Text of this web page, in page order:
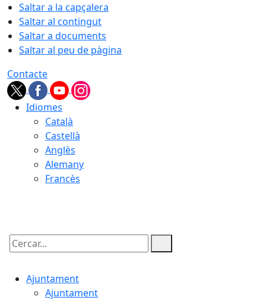
Saltar a la capçalera
Saltar al contingut
Saltar a documents
Saltar al peu de pàgina
Contacte
Idiomes
Català
Castellà
Anglès
Alemany
Francès
Cercar:
Ajuntament
Ajuntament